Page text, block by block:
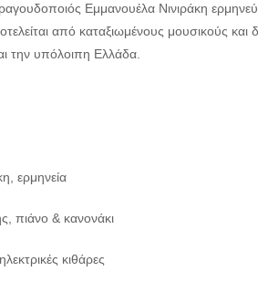
Εμμανουέλα Νινιράκη
από καταξιωμένους μουσικούς
την υπόλοιπη Ελλάδα.
ερμηνεία
πιάνο & κανονάκι
κιθάρες